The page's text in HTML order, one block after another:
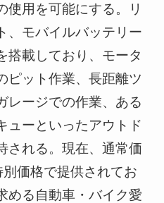
使用を可能にする。リ
、モバイルバッテリー
搭載しており、モータ
ピット作業、長距離ツ
レージでの作業、ある
ューといったアウトド
される。現在、通常価
価格で提供されてお
める自動車・バイク愛